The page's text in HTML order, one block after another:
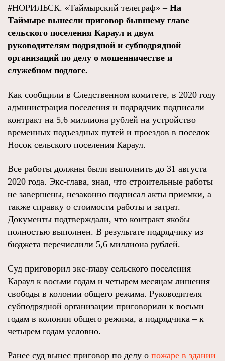
#НОРИЛЬСК. «Таймырский телеграф» – На
Таймыре вынесли приговор бывшему главе
сельского поселения Караул и двум
руководителям подрядной и субподрядной
организаций по делу о мошенничестве и
служебном подлоге.
Как сообщили в Следственном комитете, в 2020 году
администрация поселения и подрядчик подписали
контракт на 5,6 миллиона рублей на устройство
временных подъездных путей и проездов в поселок
Носок сельского поселения Караул.
Все работы должны были выполнить до 31 августа
2020 года. Экс-глава, зная, что строительные работы
не завершены, незаконно подписал акты приемки, а
также справку о стоимости работы и затрат.
Документы подтверждали, что контракт якобы
полностью выполнен. В результате подрядчику из
бюджета перечислили 5,6 миллиона рублей.
Суд приговорил экс-главу сельского поселения
Караул к восьми годам и четырем месяцам лишения
свободы в колонии общего режима. Руководителя
субподрядной организации приговорили к восьми
годам в колонии общего режима, а подрядчика – к
четырем годам условно.
Ранее суд вынес приговор по делу о пожаре в здании